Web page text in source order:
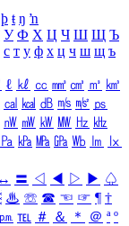
þ ŧ ŋ ŉ
У Ф Х Ц Ч Ш Щ Ъ
с т у ф х ц ч ш щ ъ
ℓ ㎘ ㏄ ㎣ ㎤ ㎥ ㎦
㎈ ㎉ ㏈ ㎧ ㎨ ㎰
㎻ ㎽ ㎾ ㎿ ㎐ ㎑
㎩ ㎪ ㎫ ㎬ ㏝ ㏐
㏓
↔ 〓 ◁ ◀ ▷ ▶ ♤
♨ ☏ ☎ ☜ ☞ ¶ †
㏘ ℡ ＃ ＆ ＊ ＠ ª º